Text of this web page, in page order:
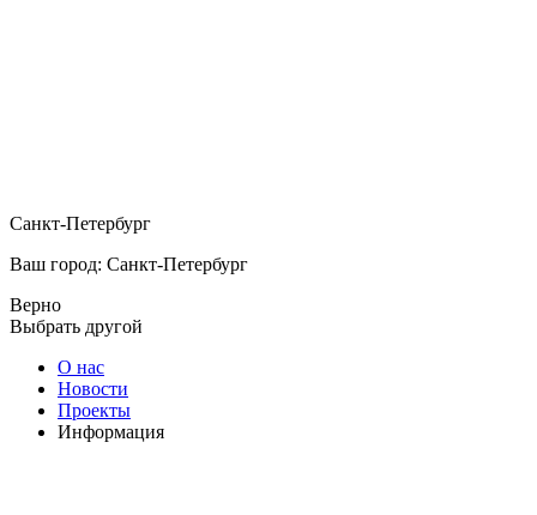
Санкт-Петербург
Ваш город: Санкт-Петербург
Верно
Выбрать другой
О нас
Новости
Проекты
Информация